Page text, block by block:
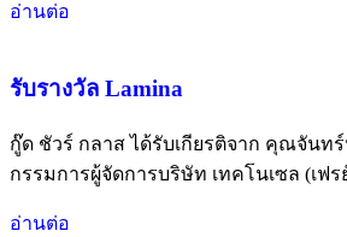
อ่านต่อ
รับรางวัล Lamina
กู๊ด ชัวร์ กลาส ได้รับเกียรติจาก คุณจันท
กรรมการผู้จัดการบริษัท เทคโนเซล (เฟร
อ่านต่อ